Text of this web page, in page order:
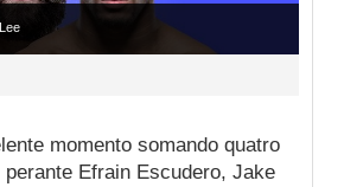
momento somando quatro
Efrain Escudero, Jake